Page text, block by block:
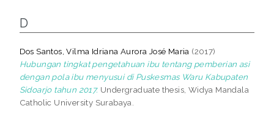
D
Dos Santos, Vilma Idriana Aurora José Maria (2017)
Hubungan tingkat pengetahuan ibu tentang pemberian asi
dengan pola ibu menyusui di Puskesmas Waru Kabupaten
Sidoarjo tahun 2017. Undergraduate thesis, Widya Mandala
Catholic University Surabaya.